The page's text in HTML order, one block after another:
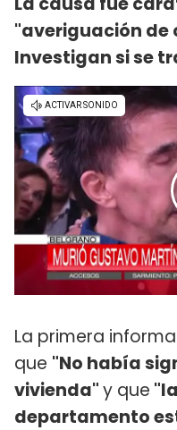
"averiguación de
Investigan si se
La primera
que "No había
vivienda"y que
departamento